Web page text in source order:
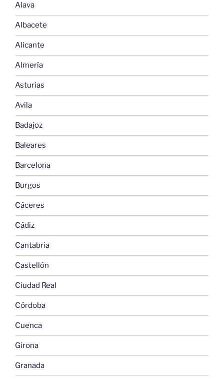
Alava
Albacete
Alicante
Almería
Asturias
Avila
Badajoz
Baleares
Barcelona
Burgos
Cáceres
Cádiz
Cantabria
Castellón
Ciudad Real
Córdoba
Cuenca
Girona
Granada